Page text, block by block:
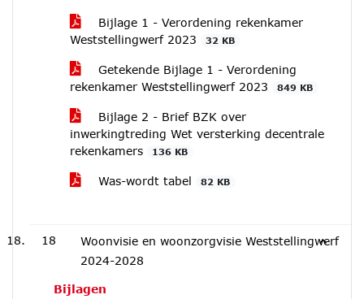
Bijlage 1 - Verordening rekenkamer
Weststellingwerf 2023
32 KB
Getekende Bijlage 1 - Verordening
rekenkamer Weststellingwerf 2023
849 KB
Bijlage 2 - Brief BZK over
inwerkingtreding Wet versterking decentrale
rekenkamers
136 KB
Was-wordt tabel 82 KB
18
Woonvisie en woonzorgvisie Weststellingwerf
2024-2028
Bijlagen